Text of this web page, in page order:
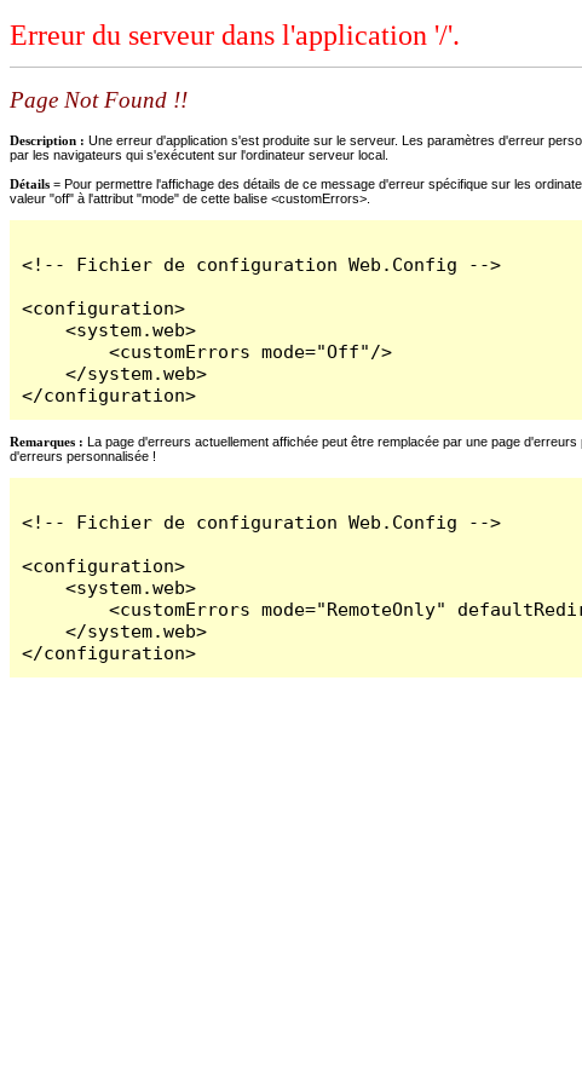
Erreur du serveur dans l'application '/'.
Page Not Found !!
Description : Une erreur d'application s'est produite sur le serveur. Les paramètres d'erreur
par les navigateurs qui s'exécutent sur l'ordinateur serveur local.
Détails = Pour permettre l'affichage des détails de ce message d'erreur spécifique sur les
valeur "off" à l'attribut "mode" de cette balise <customErrors>.
<!-- Fichier de configuration Web.Config -->
<configuration>
    <system.web>
        <customErrors mode="Off"/>
    </system.web>
</configuration>
Remarques : La page d'erreurs actuellement affichée peut être remplacée par une page
d'erreurs personnalisée !
<!-- Fichier de configuration Web.Config -->
<configuration>
    <system.web>
<customErrors mode="RemoteOnly"
    </system.web>
</configuration>